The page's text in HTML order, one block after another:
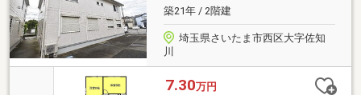
築21年 / 2階建
埼玉県さいたま市西区大字佐知
川
7.30万円